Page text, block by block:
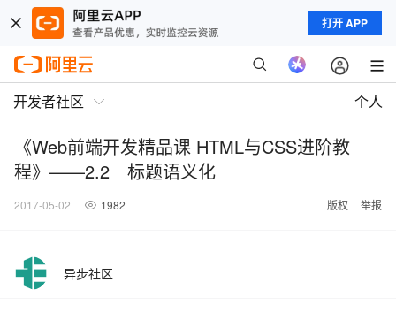
打开 APP
开发者社区 个人
《Web前端开发精品课 HTML与CSS进阶教
程》——2.2 标题语义化
2017-05-02 1982 版权 举报
异步社区